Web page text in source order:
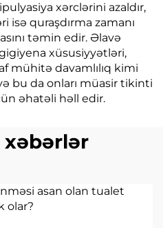
xərclərini azaldır,
isə quraşdırma zamanı
təmin edir. Əlavə
xüsusiyyətləri,
mühitə davamlılıq kimi
bu da onları müasir tikinti
əhatəli həll edir.